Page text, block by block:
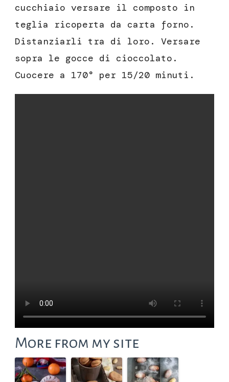
cucchiaio versare il composto in
teglia ricoperta da carta forno.
Distanziarli tra di loro. Versare
sopra le gocce di cioccolato.
Cuocere a 170° per 15/20 minuti.
More from my site